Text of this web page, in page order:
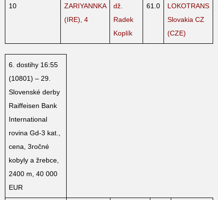
10
ZARIYANNKA
(IRE), 4
dž.
Radek
Koplík
61.0
LOKOTRANS
Slovakia CZ
(CZE)
6. dostihy 16:55
(10801) – 29.
Slovenské derby
Raiffeisen Bank
International
rovina Gd-3 kat.,
cena, 3ročné
kobyly a žrebce,
2400 m, 40 000
EUR